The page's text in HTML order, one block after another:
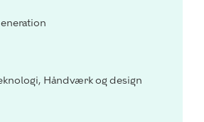
Håndværk og design